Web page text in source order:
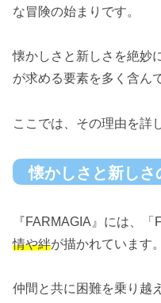
な冒険の始まりです。
懐かしさと新しさを絶妙
が求める要素を多く含ん
ここでは、その理由を詳
懐かしさと新しさ
『FARMAGIA』には、
情や絆が描かれています。
仲間と共に困難を乗り越